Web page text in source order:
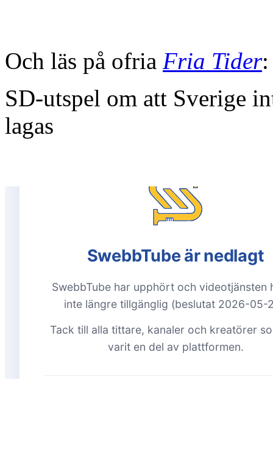
Och läs på ofria Fria Tider:
SD-utspel om att Sverige
lagas